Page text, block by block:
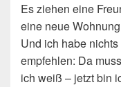
Es ziehen eine
eine neue
Und ich habe
empfehlen: Da
ich weiß – jetzt bin